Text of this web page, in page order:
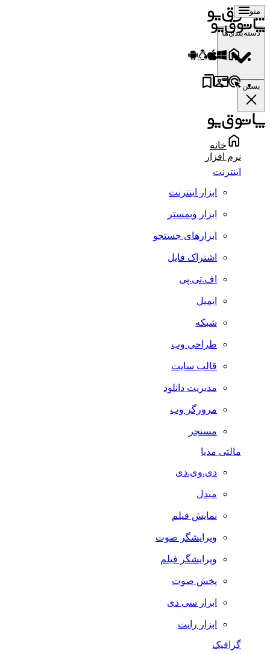
منو
دسته‌بندی‌ها
بستن
خانه
نرم افزار
اینترنت
ابزار اینترنت
ابزار وبمستر
ابزارهای جستجو
اشتراک فایل
اف.تی.پی
ایمیل
شبکه
طراحی وب
قالب سایت
مدیریت دانلود
مرورگر وب
مسنجر
مالتی مدیا
دی.وی.دی
مبدل
نمایش فیلم
ویرایشگر صوت
ویرایشگر فیلم
پخش صوت
ابزار سی دی
ابزار رایت
گرافیک